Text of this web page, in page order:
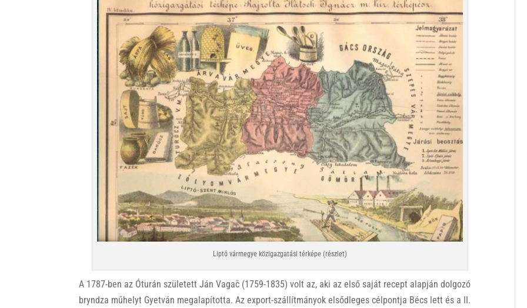
Liptó vármegye közigazgatási térképe (részlet)
A 1787-ben az Óturán született Ján Vagač (1759-1835) volt az, aki az első saját recept alapján dolgozó
bryndza műhelyt Gyetván megalapította. Az export-szállítmányok elsődleges célpontja Bécs lett és a II.